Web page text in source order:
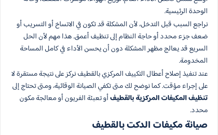
الوحدة الرئيسية.
نراجع السبب قبل التدخل، لأن المشكلة قد تكون في الاتساخ أو التسريب أو
ضعف جزء محدد أو حاجة النظام إلى تنظيف أعمق. هذا مهم لأن الحل
السريع قد يعالج مظهر المشكلة دون أن يحسن الأداء في كامل المساحة
المخدومة.
عند تنفيذ إصلاح أعطال التكييف المركزي بالقطيف نركز على نتيجة مستقرة لا
على إجراء مؤقت. كما نوضح لك متى تكفي الصيانة الوقائية، ومتى تحتاج إلى
تنظيف المكيفات المركزية بالقطيفأو تعبئة الفريون أو معالجة مكون
محدد.
صيانة مكيفات الدكت بالقطيف